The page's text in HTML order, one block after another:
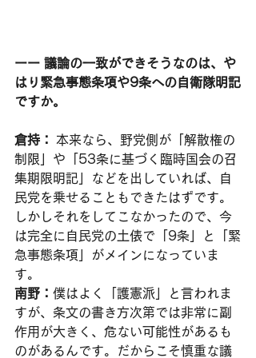
ーー 議論の一致ができそうなのは、や
はり緊急事態条項や9条への自衛隊明記
ですか。
倉持：
本来なら、野党側が「解散権の
制限」や「53条に基づく臨時国会の召
集期限明記」などを出していれば、自
民党を乗せることもできたはずです。
しかしそれをしてこなかったので、今
は完全に自民党の土俵で「9条」と「緊
急事態条項」がメインになっていま
す。
南野： 僕はよく「護憲派」と言われま
すが、条文の書き方次第では非常に副
作用が大きく、危ない可能性があるも
のがあるんです。だからこそ慎重な議